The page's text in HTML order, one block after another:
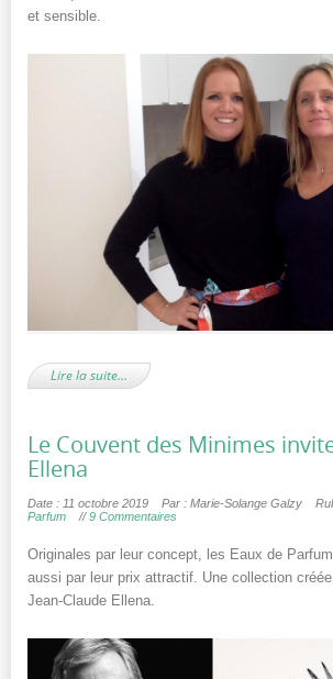
et sensible.
Lire la suite…
Le Couvent des Minimes
Ellena
Date : 11 octobre 2019 Par : Marie-Solange Galzy
Parfum
//9 Commentaires
Originales par leur concept, les Eaux de
aussi par leur prix attractif. Une collection
Jean-Claude Ellena.